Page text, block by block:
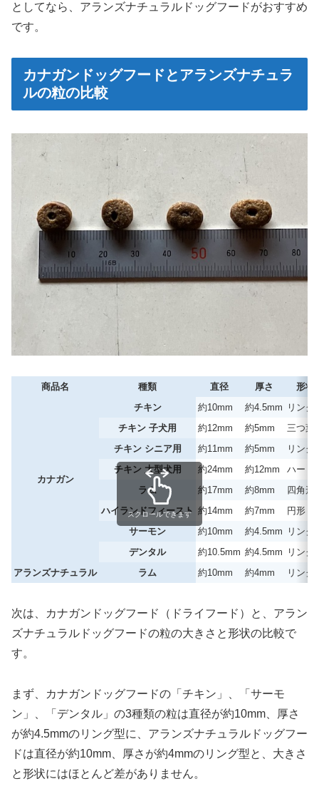
としてなら、アランズナチュラルドッグフードがおすすめ
です。
カナガンドッグフードとアランズナチュラ
ルの粒の比較
商品名 種類 直径 厚さ 形状
カナガン
チキン 約10mm 約4.5mm
リング
チキン 子犬用
約12mm 約5mm
三つ葉
チキン シニア用
約11mm 約5mm
リング
チキン 大型犬用
約24mm 約12mm
ハート
ラム
約17mm 約8mm
四角形
ハイランドフィースト 約14mm 約7mm
円形
サーモン
約10mm 約4.5mm
リング
デンタル
約10.5mm 約4.5mm
リング
アランズナチュラル
ラム 約10mm 約4mm リング
スクロールできます
次は、カナガンドッグフード（ドライフード）と、アラン
ズナチュラルドッグフードの粒の大きさと形状の比較で
す。
まず、カナガンドッグフードの「チキン」、「サーモ
ン」、「デンタル」の3種類の粒は直径が約10mm、厚さ
が約4.5mmのリング型に、アランズナチュラルドッグフー
ドは直径が約10mm、厚さが約4mmのリング型と、大きさ
と形状にはほとんど差がありません。